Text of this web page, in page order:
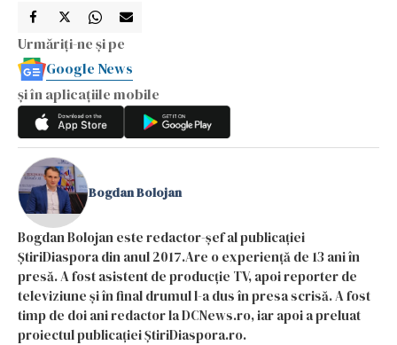
Urmăriți-ne și pe
Google News
și în aplicațiile mobile
Bogdan Bolojan
Bogdan Bolojan este redactor-șef al publicației
ȘtiriDiaspora din anul 2017.Are o experiență de 13 ani în
presă. A fost asistent de producție TV, apoi reporter de
televiziune și în final drumul l-a dus în presa scrisă. A fost
timp de doi ani redactor la DCNews.ro, iar apoi a preluat
proiectul publicației ȘtiriDiaspora.ro.